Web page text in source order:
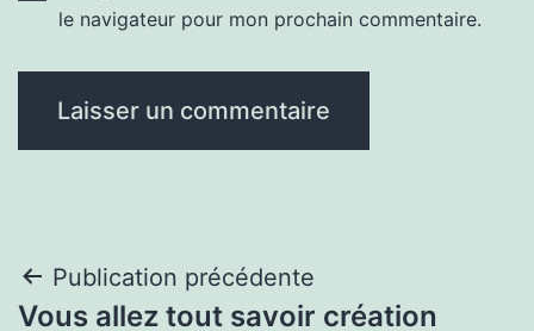
le navigateur pour mon prochain commentaire.
Navigation
Publication précédente
Vous allez tout savoir création